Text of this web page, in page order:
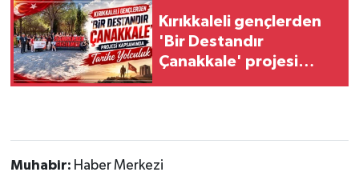
Kırıkkaleli gençlerden
'Bir Destandır
Çanakkale' projesi
Muhabir: Haber Merkezi